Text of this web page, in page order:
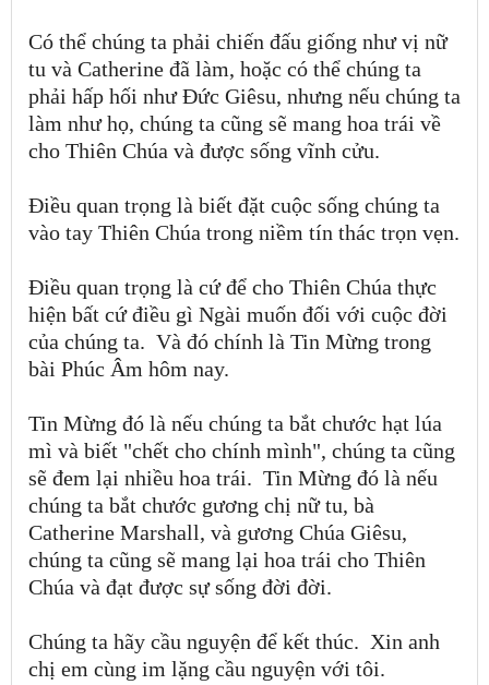
Có thể chúng ta phải chiến đấu giống như vị nữ
tu và Catherine đã làm, hoặc có thể chúng ta
phải hấp hối như Đức Giêsu, nhưng nếu chúng ta
làm như họ, chúng ta cũng sẽ mang hoa trái về
cho Thiên Chúa và được sống vĩnh cửu.
Điều quan trọng là biết đặt cuộc sống chúng ta
vào tay Thiên Chúa trong niềm tín thác trọn vẹn.
Điều quan trọng là cứ để cho Thiên Chúa thực
hiện bất cứ điều gì Ngài muốn đối với cuộc đời
của chúng ta. Và đó chính là Tin Mừng trong
bài Phúc Âm hôm nay.
Tin Mừng đó là nếu chúng ta bắt chước hạt lúa
mì và biết "chết cho chính mình", chúng ta cũng
sẽ đem lại nhiều hoa trái. Tin Mừng đó là nếu
chúng ta bắt chước gương chị nữ tu, bà
Catherine Marshall, và gương Chúa Giêsu,
chúng ta cũng sẽ mang lại hoa trái cho Thiên
Chúa và đạt được sự sống đời đời.
Chúng ta hãy cầu nguyện để kết thúc. Xin anh
chị em cùng im lặng cầu nguyện với tôi.